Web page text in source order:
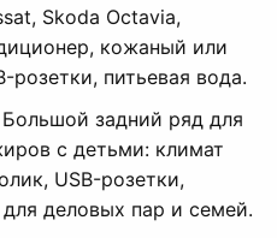
Skoda Octavia,
кожаный или
розетки, питьевая вода.
Большой задний ряд для
с детьми: климат
USB-розетки,
деловых пар и семей.